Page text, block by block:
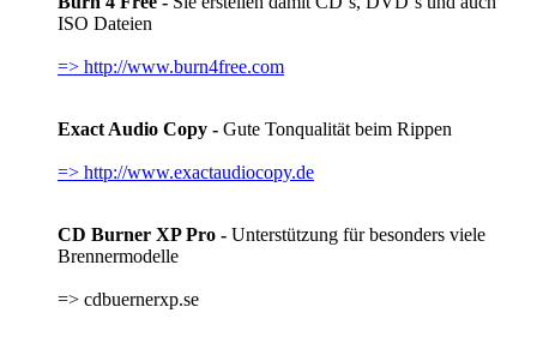
ISO Dateien
=> http://www.burn4free.com
Exact Audio Copy - Gute Tonqualität beim Rippen
=> http://www.exactaudiocopy.de
CD Burner XP Pro - Unterstützung für besonders viele
Brennermodelle
=> cdbuernerxp.se